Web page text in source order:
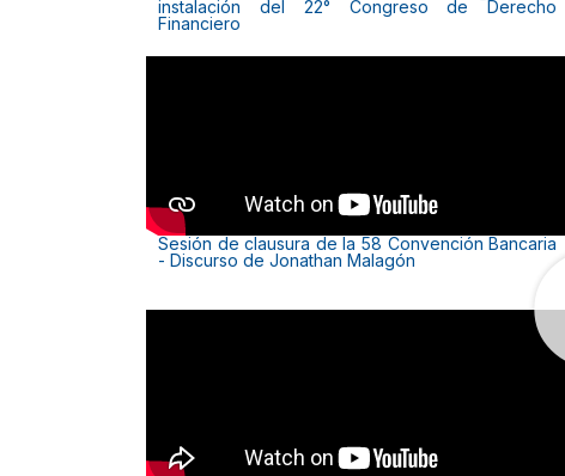
instalación del 22° Congreso de Derecho
Financiero
Sesión de clausura de la 58 Convención Bancaria
- Discurso de Jonathan Malagón